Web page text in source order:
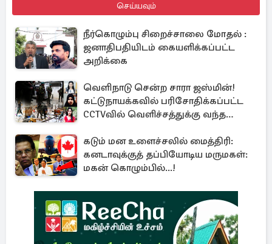
செய்யவும்
நீர்கொழும்பு சிறைச்சாலை மோதல் :
ஜனாதிபதியிடம் கையளிக்கப்பட்ட
அறிக்கை
வெளிநாடு சென்ற சாரா ஜஸ்மின்!
கட்டுநாயக்கவில் பரிசோதிக்கப்பட்ட
CCTVவில் வெளிச்சத்துக்கு வந்த
கடும் மன உளைச்சலில் மைத்திரி:
கனடாவுக்குத் தப்பியோடிய மருமகள்:
மகன் கொழும்பில்...!